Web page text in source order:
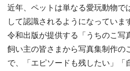
近年、ペットは単なる愛玩動物で
して認識されるようになっていま
令和出版が提供する「うちのこ写
飼い主の皆さまから写真集制作の
で、「エピソードも残したい」「